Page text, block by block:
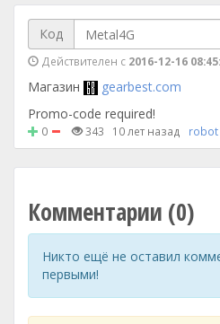
Код
Действителен с 2016-12-16
Магазин
gearbest.com
Promo-code required!
0 343 10 лет назад robot
Комментарии (0)
Никто ещё не оставил
первыми!